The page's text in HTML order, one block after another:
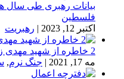
بیانات رهبری طی سال
فلسطین
اکتبر 12, 2023
| رهبریت
2 خاطره از شهید مهدی زین الدین
مه 17, 2021
| جنگ نرم,